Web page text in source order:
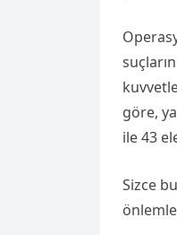
göre,
ile 43
Sizce